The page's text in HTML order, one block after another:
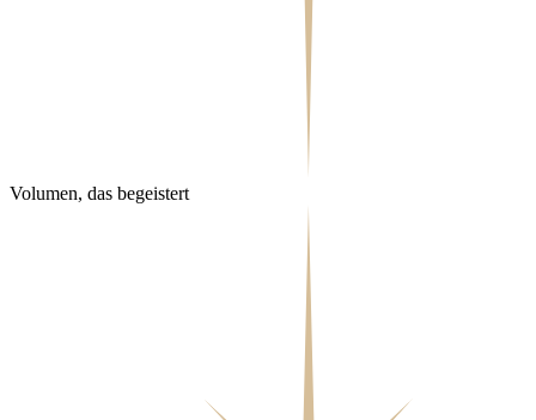
Volumen, das begeistert